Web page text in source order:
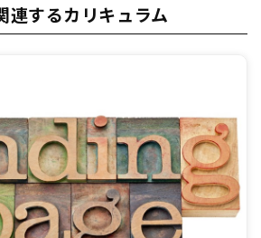
連するカリキュラム